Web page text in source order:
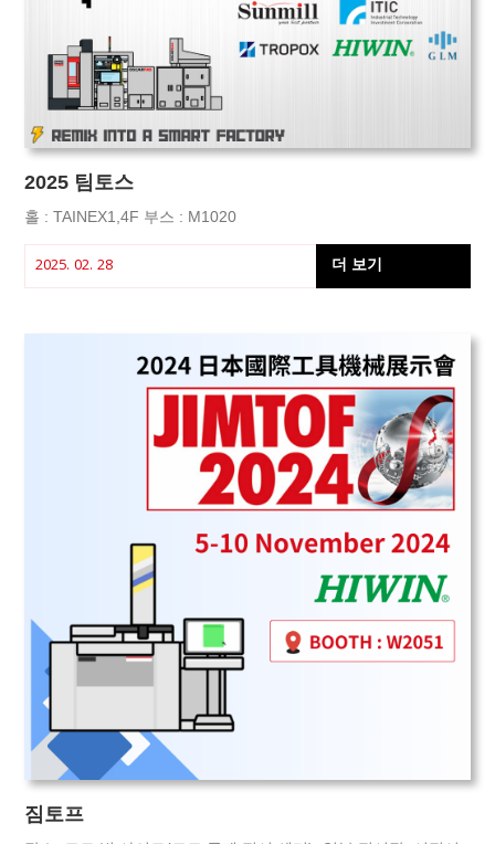
2025 팀토스
홀 : TAINEX1,4F 부스 : M1020
2025. 02. 28 더 보기
짐토프